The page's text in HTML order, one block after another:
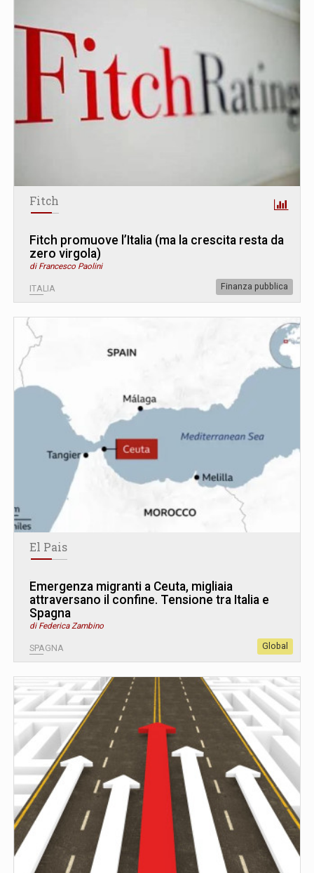
Fitch
Fitch promuove l’Italia (ma la crescita resta da
zero virgola)
di Francesco Paolini
ITALIA Finanza pubblica
El Pais
Emergenza migranti a Ceuta, migliaia
attraversano il confine. Tensione tra Italia e
Spagna
di Federica Zambino
SPAGNA Global